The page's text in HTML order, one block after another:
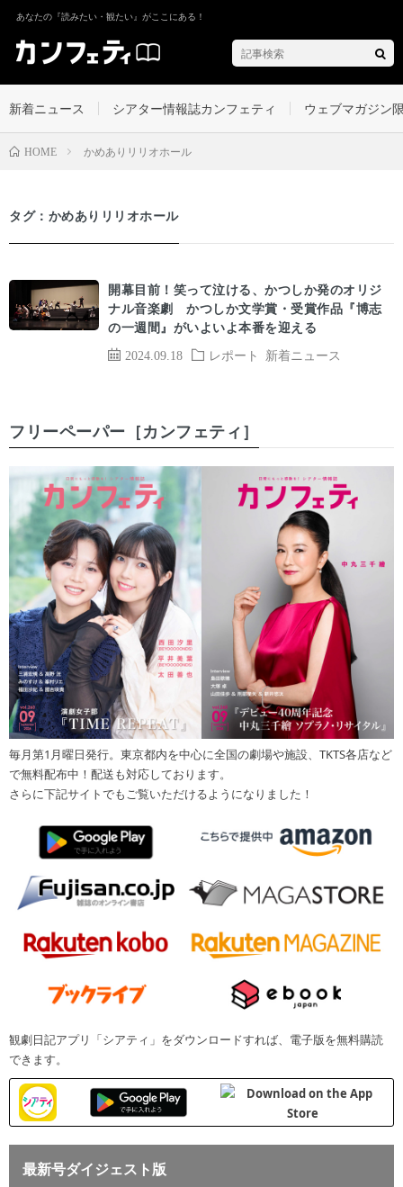
あなたの『読みたい・観たい』がここにある！
新着ニュース シアター情報誌カンフェティ ウェブマガジン
HOME かめありリリオホール
タグ：かめありリリオホール
2024.09.18 レポート 新着ニュース
開幕目前！笑って泣ける、かつしか発のオリジ
ナル音楽劇 かつしか文学賞・受賞作品『博志
の一週間』がいよいよ本番を迎える
フリーペーパー［カンフェティ］
毎月第1月曜日発行。東京都内を中心に全国の劇場や施設、TKTS各店など
で無料配布中！配送も対応しております。
さらに下記サイトでもご覧いただけるようになりました！
観劇日記アプリ「シアティ」をダウンロードすれば、電子版を無料購読
できます。
最新号ダイジェスト版